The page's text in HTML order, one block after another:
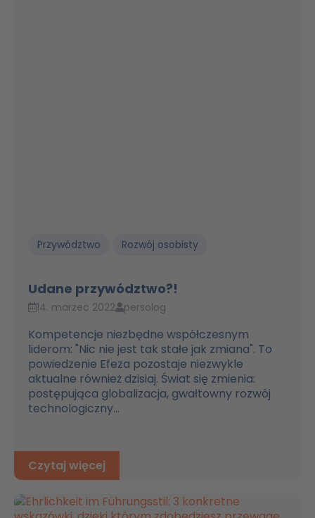
Przywództwo Rozwój osobisty
Udane przywództwo?!
14. marzec 2022 persolog
Kompetencje niezbędne współczesnym
liderom: "Nic nie jest tak stałe jak zmiana". To
powiedzenie Efeza pozostaje niezwykle
aktualne również dzisiaj. Świat się zmienia:
postępująca globalizacja, gwałtowny rozwój
technologiczny...
Czytaj więcej